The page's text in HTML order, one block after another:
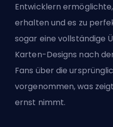
Entwicklern
erhalten und es zu
sogar eine vollständige
Karten-Designs nach
Fans über die
vorgenommen, was
ernst nimmt.